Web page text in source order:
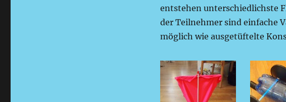
entstehen unterschiedlichste
der Teilnehmer sind einfache
möglich wie ausgetüftelte